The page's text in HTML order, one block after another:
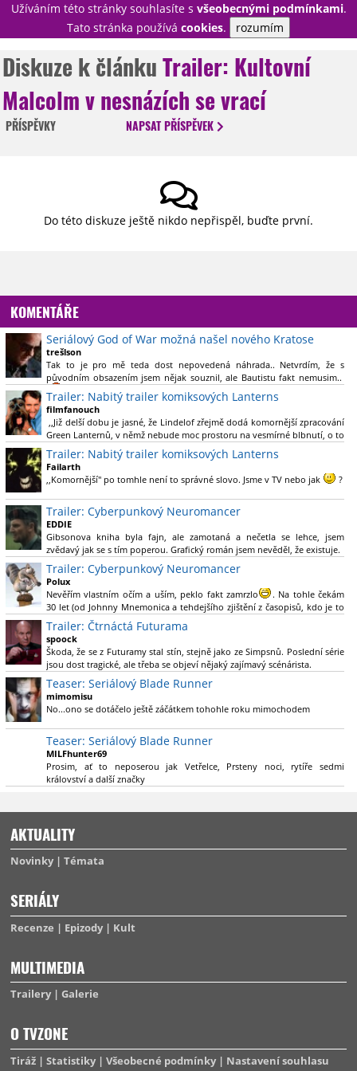
Užíváním této stránky souhlasíte s všeobecnými podmínkami.
Tato stránka používá cookies. rozumím
PŘIHLÁSIT
NOVINKY
TÉMATA
Diskuze k článkuTrailer: Kultovní
Malcolm v nesnázích se vrací
PŘÍSPĚVKY NAPSATPŘÍSPĚVEK
Do této diskuze ještě nikdo nepřispěl, buďte první.
KOMENTÁŘE
Seriálový God of War možná našel nového Kratose
trešlson
Tak to je pro mě teda dost nepovedená náhrada.. Netvrdím, že s
původním obsazením jsem nějak souznil, ale Bautistu fakt nemusim..
Trailer: Nabitý trailer komiksových Lanterns
filmfanouch
,,Již delší dobu je jasné, že Lindelof zřejmě dodá komornější zpracování
Green Lanternů, v němž nebude moc prostoru na vesmírné blbnutí, o to
více se ovšem bude moci nová adaptace odprostit třeba od filmového
Green Lanterna s Ryanem Reynoldsem.´´ Co je na tom
nesrozumitelného?
Trailer: Nabitý trailer komiksových Lanterns
Failarth
,,Komornější" po tomhle není to správné slovo. Jsme v TV nebo jak
?
Nebál bych se říct, že to vypadá skvěle jak po stránce kvantity materiálu,
tak i formou.
Výběr Ulricha Tomsena pro mě velké překvapení a velmi zajímavá volba
bravo.
Chandler je lepší a lepší s každou novou scénou.
Komiksy to mají ted´těžké, paradoxně tomu škodí to všechno kolem
(DC nebo MCU to je buřt) , ale nezasloužilo by si to zářez jen kvůli tomu.
Držím tomu palce.
Trailer: Cyberpunkový Neuromancer
EDDIE
Gibsonova kniha byla fajn, ale zamotaná a nečetla se lehce, jsem
zvědavý jak se s tím poperou. Grafický román jsem nevěděl, že existuje.
Trailer: Cyberpunkový Neuromancer
Polux
Nevěřím vlastním očím a uším, peklo fakt zamrzlo
. Na tohle čekám
30 let (od Johnny Mnemonica a tehdejšího zjištění z časopisů, kdo je to
Gibson a co je jeho debutová kniha zač), přičemž 25 let (od Matrixu,
který pojem cyberpunk dostal do povědomí i obyčejného diváka a
nikoliv fanouška žánru) marně doufám, že si po řadě "duchovních
nástupců", kteří přišli poté (Ghost In The Shell, Alita: Battle Angel,
Altered Carbon, Blade Runner 2049, Cyberpunk 2077, atd.), někdo
konečně vzpomene i na bibli cyberpunku, se kterou to všechno začalo.
Teď už nezbývá nic jiného než se tiše modlit a doufat, že to bude stát za
to
. Plus kudos za sázku na seriál a nikoliv film, snad tvůrci tu
Trailer: Čtrnáctá Futurama
spoock
Škoda, že se z Futuramy stal stín, stejně jako ze Simpsnů. Poslední série
jsou dost tragické, ale třeba se objeví nějaký zajímavý scénárista.
Nedávno začala vycházet nová řada Ricka a Mortyho a já z úžasem zjistil,
že se na to dá opět koukat.
Teaser: Seriálový Blade Runner
mimomisu
No...ono se dotáčelo ještě záčátkem tohohle roku mimochodem
Teaser: Seriálový Blade Runner
MILFhunter69
Prosim, ať to neposerou jak Vetřelce, Prsteny noci, rytíře sedmi
království a další značky
AKTUALITY
Novinky Témata
SERIÁLY
Recenze Epizody Kult
MULTIMEDIA
Trailery Galerie
O TVZONE
Tiráž Statistiky Všeobecné podmínky Nastavení souhlasu